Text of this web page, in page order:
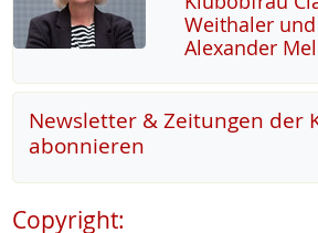
Weitha­ler
Alex­an­der
Newsletter & Zeitungen der
abonnieren
Copyright: